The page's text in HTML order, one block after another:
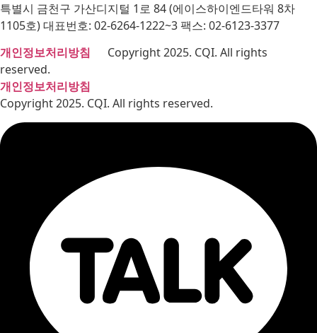
특별시 금천구 가산디지털 1로 84 (에이스하이엔드타워 8차
1105호) 대표번호: 02-6264-1222~3 팩스: 02-6123-3377
개인정보처리방침 Copyright 2025. CQI. All rights
reserved.
개인정보처리방침
Copyright 2025. CQI. All rights reserved.